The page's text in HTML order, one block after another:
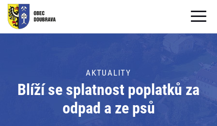
OBECNÍ ÚŘAD
PRO OBČANY
Formuláře ke stažení
AKTUALITY
Blíží se splatnost poplatků za
odpad a ze psů